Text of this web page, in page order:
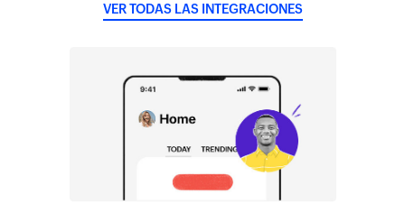
VER TODAS LAS INTEGRACIONES